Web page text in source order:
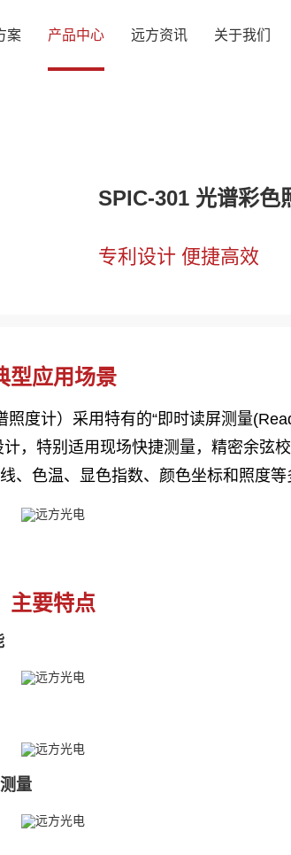
案 产品中心 远方资讯 关于我们
SPIC-301 光谱彩色
专利设计 便捷高效
型应用场景
度计）采用特有的“即时读屏测量
，特别适用现场快捷测量，精密余弦
色温、显色指数、颜色坐标和照度等
主要特点
量